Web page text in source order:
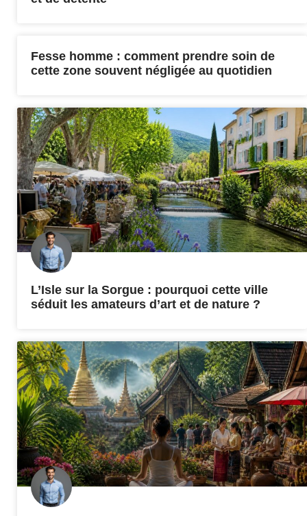
Fesse homme : comment prendre soin de
cette zone souvent négligée au quotidien
L’Isle sur la Sorgue : pourquoi cette ville
séduit les amateurs d’art et de nature ?